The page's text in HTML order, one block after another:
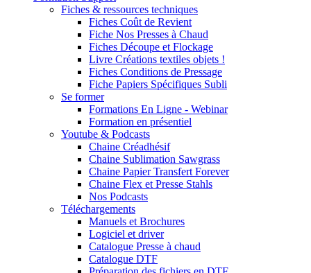
Fiches & ressources techniques
Fiches Coût de Revient
Fiche Nos Presses à Chaud
Fiches Découpe et Flockage
Livre Créations textiles objets !
Fiches Conditions de Pressage
Fiche Papiers Spécifiques Subli
Se former
Formations En Ligne - Webinar
Formation en présentiel
Youtube & Podcasts
Chaine Créadhésif
Chaine Sublimation Sawgrass
Chaine Papier Transfert Forever
Chaine Flex et Presse Stahls
Nos Podcasts
Téléchargements
Manuels et Brochures
Logiciel et driver
Catalogue Presse à chaud
Catalogue DTF